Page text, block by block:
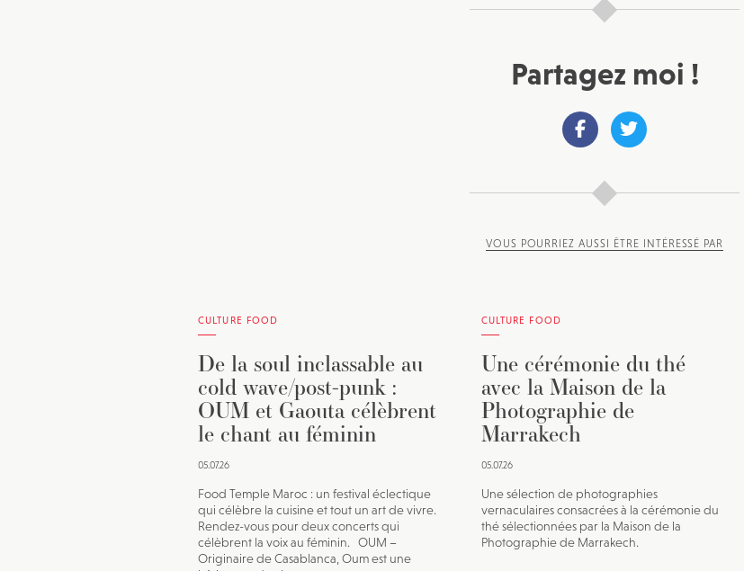
Partagez moi !
VOUS POURRIEZ AUSSI ÊTRE INTÉRESSÉ PAR
CULTURE FOOD
De la soul inclassable au
cold wave/post-punk :
OUM et Gaouta célèbrent
le chant au féminin
05.07.26
Food Temple Maroc : un festival éclectique
qui célèbre la cuisine et tout un art de vivre.
Rendez-vous pour deux concerts qui
célèbrent la voix au féminin. OUM –
Originaire de Casablanca, Oum est une
CULTURE FOOD
Une cérémonie du thé
avec la Maison de la
Photographie de
Marrakech
05.07.26
Une sélection de photographies
vernaculaires consacrées à la cérémonie du
thé sélectionnées par la Maison de la
Photographie de Marrakech.